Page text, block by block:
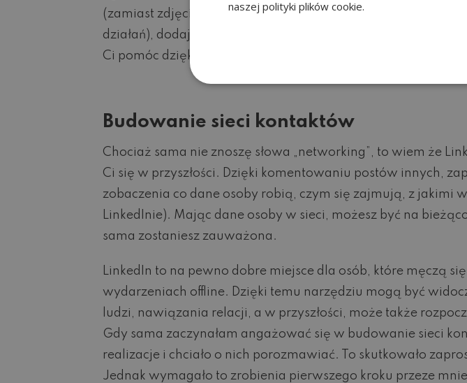
(zamiast zdjęcia gór, stwórz grafikę w darmowym narzędziu
działań), dodaj doświadczenie wraz z osiągnięciami oraz
Ci pomóc dzięki
Budowanie sieci kontaktów
Chociaż sama nie znoszę słowa „networking”, to wiem że
Ci się w przyszłości. Dzięki komentowaniu postów innych,
zobaczenia co dane osoby robią, czym się zajmują, z jakimi
LinkedInie). Mając dane osoby w sieci, możesz być na
sama zostaniesz zauważona.
LinkedIn to na pewno dobre miejsce dla osób, które męczą
wydarzeniach offline. Dzięki temu narzędziu mogą być
ludzi, nawiązania relacji, a w przyszłości, może także
Gdy sama zaczynałam angażować się w budowanie sieci
realizacje i chciało o nich porozmawiać. To skutkowało
Jednak wymagało to zrobienia pierwszego kroku przeze
naszej polityki plików cookie.